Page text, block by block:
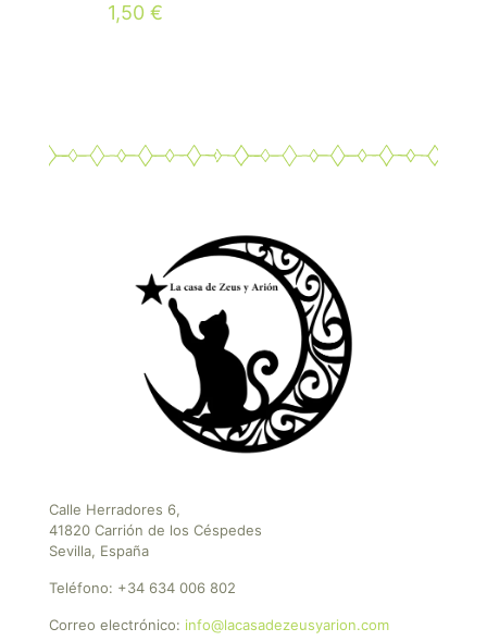
1,50€
Calle Herradores 6,
41820 Carrión de los Céspedes
Sevilla, España
Teléfono: +34 634 006 802
Correo electrónico: info@lacasadezeusyarion.com